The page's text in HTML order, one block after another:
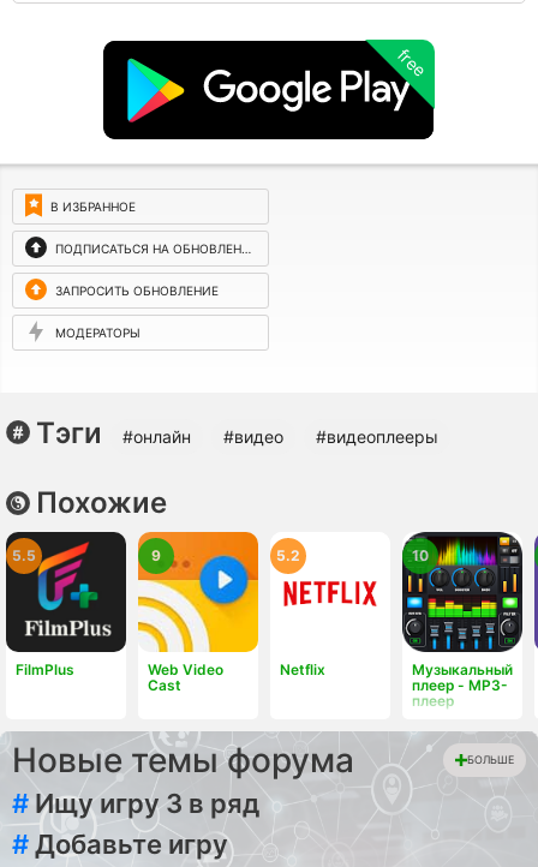
free
В ИЗБРАННОЕ
ПОДПИСАТЬСЯ НА ОБНОВЛЕНИЯ
ЗАПРОСИТЬ ОБНОВЛЕНИЕ
МОДЕРАТОРЫ
Тэги #онлайн #видео #видеоплееры
Похожие
FilmPlus
5.5
Web Video
Cast
9
Netflix
5.2
Музыкальный
плеер - MP3-
плеер
10
Новые темы форума БОЛЬШЕ
# Ищу игру 3 в ряд
#Добавьте игру